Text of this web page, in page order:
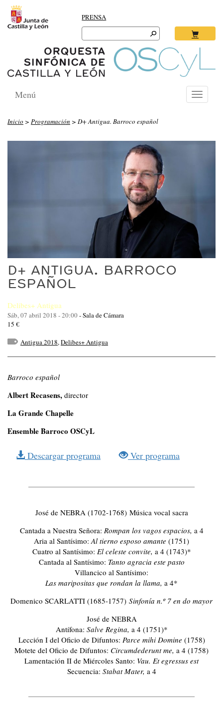
PRENSA
Search
for:
Toggle
Menú
Inicio > Programación > D+ Antigua. Barroco español
D+ ANTIGUA. BARROCO
ESPAÑOL
Delibes+ Antigua
Sáb, 07 abril 2018 - 20:00-Sala de Cámara
15 €
Antigua 2018,Delibes+ Antigua
Barroco español
Albert Recasens, director
La Grande Chapelle
Ensemble Barroco OSCyL
Descargar programa Ver programa
José de NEBRA (1702-1768) Música vocal sacra
Cantada a Nuestra Señora: Rompan los vagos espacios, a 4
Aria al Santísimo: Al tierno esposo amante (1751)
Cuatro al Santísimo: El celeste convite, a 4 (1743)*
Cantada al Santísimo: Tanto agracia este pasto
Villancico al Santísimo:
Las maripositas que rondan la llama, a 4*
Domenico SCARLATTI (1685-1757) Sinfonía n.º 7 en do mayor
José de NEBRA
Antífona: Salve Regina, a 4 (1751)*
Lección I del Oficio de Difuntos: Parce mihi Domine (1758)
Motete del Oficio de Difuntos: Circumdederunt me, a 4 (1758)
Lamentación II de Miércoles Santo: Vau. Et egressus est
Secuencia: Stabat Mater, a 4